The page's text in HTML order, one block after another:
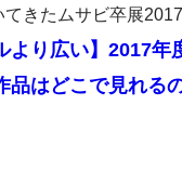
てきたムサビ卒展
より広い】2017
品はどこで見れ